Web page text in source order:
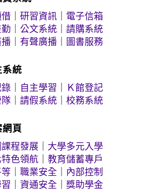
｜研習資訊
電子信箱
｜公文系統 ｜請購系統
有聲廣播 圖書服務
系統
自主學習
Ｋ館登記
｜請假系統 ｜校務系統
網頁
程發展
大學多元入學
色領航 ｜教育儲蓄專戶
｜職業安全
內部控制
｜資通安全 ｜獎助學金